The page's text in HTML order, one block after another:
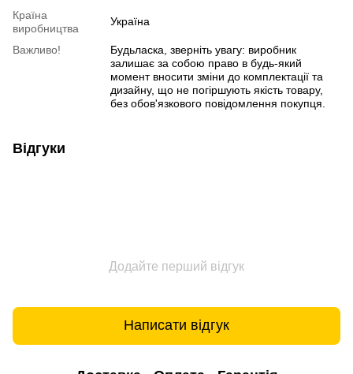
Країна
виробництва
Україна
Важливо!
Будьласка, зверніть увагу: виробник
залишає за собою право в будь-який
момент вносити зміни до комплектації та
дизайну, що не погіршують якість товару,
без обов'язкового повідомлення покупця.
Відгуки
Додайте перший відгук
Написати відгук